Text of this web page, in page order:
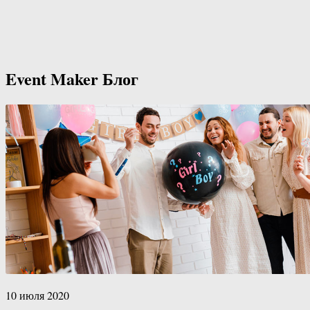
Event MakerБлог
10 июля 2020